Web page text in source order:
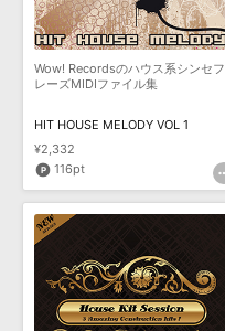
Wow! Recordsのハウス系シンセフ
レーズMIDIファイル集
HIT HOUSE MELODY VOL 1
¥2,332
116pt